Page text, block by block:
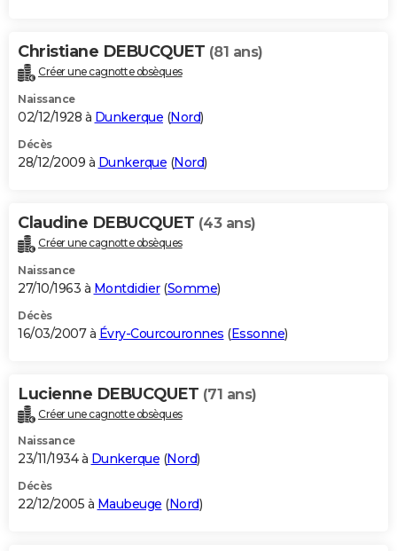
Christiane DEBUCQUET (81 ans)
Créer une cagnotte obsèques
Naissance
02/12/1928 à Dunkerque (Nord)
Décès
28/12/2009 à Dunkerque (Nord)
Claudine DEBUCQUET (43 ans)
Créer une cagnotte obsèques
Naissance
27/10/1963 à Montdidier(Somme)
Décès
16/03/2007 à Évry-Courcouronnes (Essonne)
Lucienne DEBUCQUET (71 ans)
Créer une cagnotte obsèques
Naissance
23/11/1934 à Dunkerque (Nord)
Décès
22/12/2005 à Maubeuge (Nord)